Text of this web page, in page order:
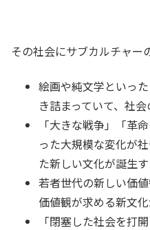
その社会にサブカルチャー
絵画や純文学といっ
き詰まっていて、社
「大きな戦争」「革
った大規模な変化が
た新しい文化が誕生
若者世代の新しい価
価値観が求める新文
「閉塞した社会を打